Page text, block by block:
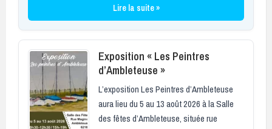
Lire la suite »
Exposition « Les Peintres
d’Ambleteuse »
L’exposition Les Peintres d’Ambleteuse
aura lieu du 5 au 13 août 2026 à la Salle
des fêtes d’Ambleteuse, située rue